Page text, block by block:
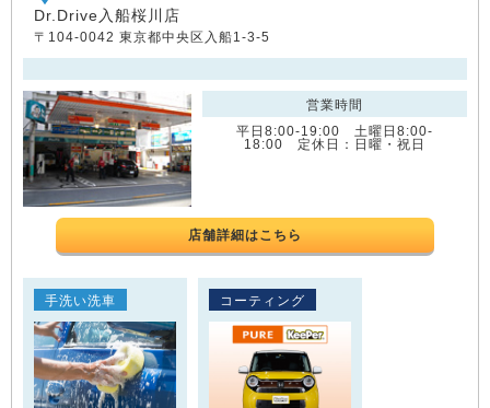
Dr.Drive入船桜川店
〒104-0042 東京都中央区入船1-3-5
営業時間
平日8:00-19:00 土曜日8:00-
18:00 定休日：日曜・祝日
店舗詳細はこちら
手洗い洗車 コーティング